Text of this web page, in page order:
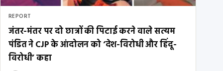
REPORT
जंतर-मंतर पर दो छात्रों की पिटाई करने वाले सत्यम
पंडित ने CJP के आंदोलन को ‘देश-विरोधी और हिंदू-
विरोधी’ कहा